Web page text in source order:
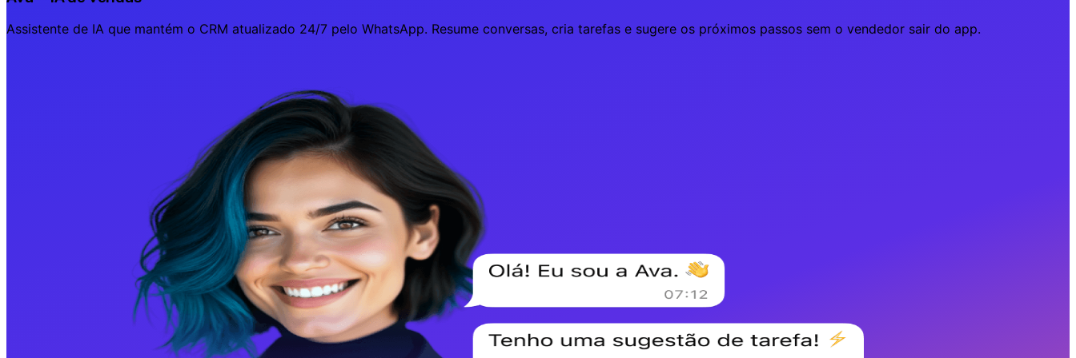
Assistente de IA que mantém o CRM atualizado 24/7 pelo WhatsApp. Resume conversas, cria tarefas e sugere os próximos passos sem o vendedor sair do app.